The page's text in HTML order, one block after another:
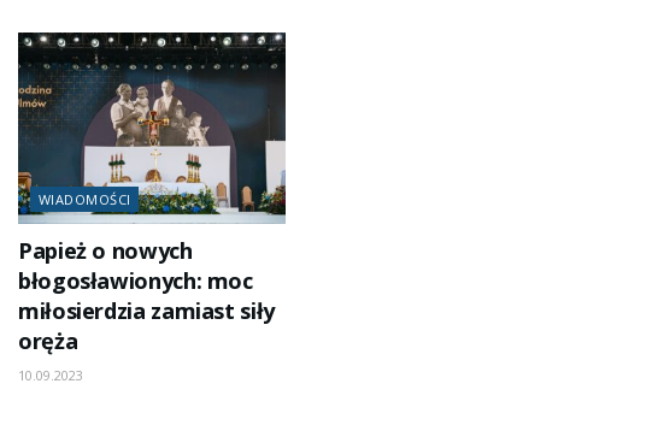
WIADOMOŚCI
Papież o nowych
błogosławionych: moc
miłosierdzia zamiast siły
oręża
10.09.2023